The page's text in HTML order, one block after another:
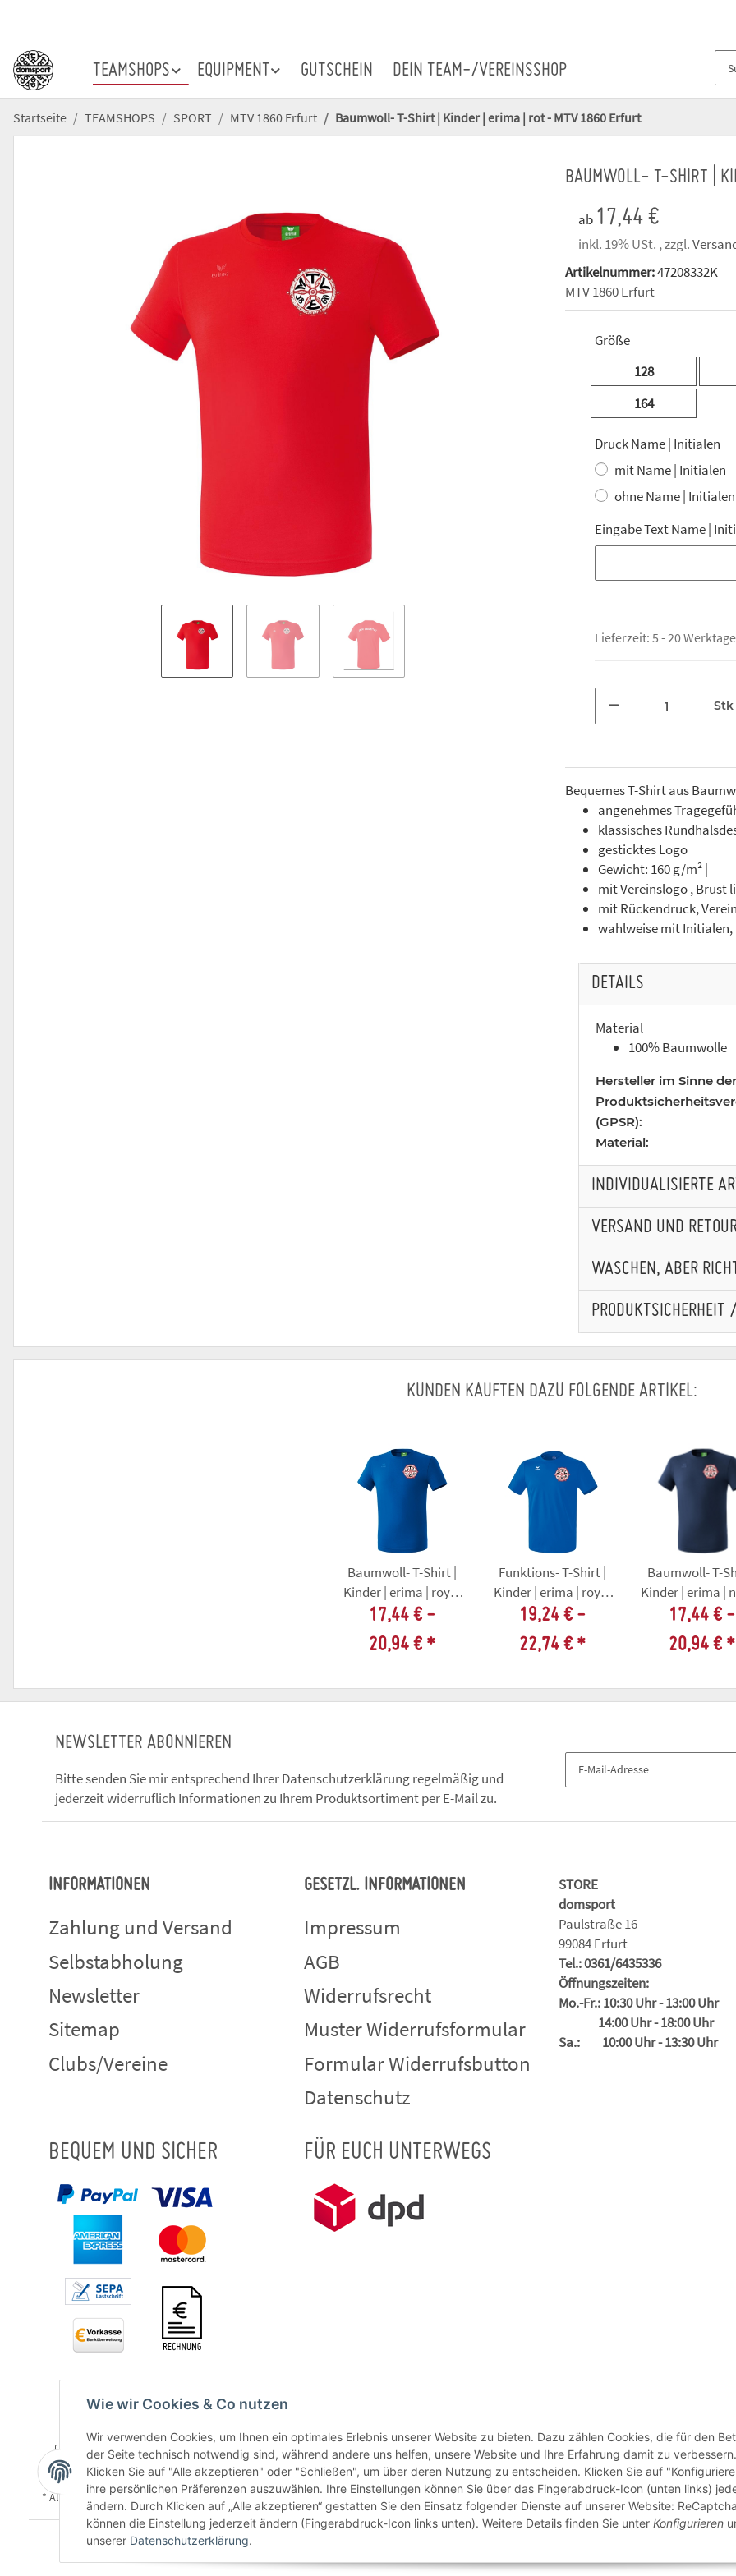
TEAMSHOPS EQUIPMENT GUTSCHEIN DEIN TEAM-/VEREINSSHOP
Startseite TEAMSHOPS SPORT MTV 1860 Erfurt Baumwoll- T-Shirt | Kinder | erima | rot - MTV 1860 Erfurt
BAUMWOLL- T-SHIRT |
ab 17,44 €
inkl. 19% USt. , zzgl.
Artikelnummer:47208332K
MTV 1860 Erfurt
Größe
128
164
Druck Name | Initialen
mit Name | Initialen
ohne Name | Initialen
Eingabe Text Name |
Lieferzeit: 5 - 20 Werktage
Stk
Bequemes T-Shirt aus
angenehmes
klassisches
gesticktes Logo
Gewicht: 160 g/m² |
mit Vereinslogo , Brust
mit Rückendruck,
wahlweise mit
DETAILS
Material
100% Baumwolle
Hersteller im Sinne der
(GPSR):
Material:
INDIVIDUALISIERTE
VERSAND UND
WASCHEN, ABER
PRODUKTSICHERHEIT
KUNDEN KAUFTEN DAZU FOLGENDE ARTIKEL:
Baumwoll- T-Shirt |
Kinder | erima | royal
- MTV 1860 Erfurt
17,44 € -
20,94 € *
Funktions- T-Shirt |
Kinder | erima | royal
- MTV 1860 Erfurt
19,24 € -
22,74 € *
Baumwoll- T-
Kinder | erima |
MTV 1860
17,44 € -
20,94 € *
NEWSLETTER ABONNIEREN
Bitte senden Sie mir entsprechend IhrerDatenschutzerklärungregelmäßig und
jederzeit widerruflich Informationen zu Ihrem Produktsortiment per E-Mail zu.
INFORMATIONEN
Zahlung und Versand
Selbstabholung
Newsletter
Sitemap
Clubs/Vereine
GESETZL. INFORMATIONEN
Impressum
AGB
Widerrufsrecht
Muster Widerrufsformular
Formular Widerrufsbutton
Datenschutz
STORE
domsport
Paulstraße 16
99084 Erfurt
Tel.: 0361/6435336
Öffnungszeiten:
Mo.-Fr.: 10:30 Uhr - 13:00 Uhr
14:00 Uhr - 18:00 Uhr
Sa.: 10:00 Uhr - 13:30 Uhr
BEQUEM UND SICHER FÜR EUCH UNTERWEGS
* Alle Preise inkl. gesetzlicher USt., zzgl.Versand
Wie wir Cookies & Co nutzen
Wir verwenden Cookies, um Ihnen ein optimales Erlebnis unserer Website zu bieten. Dazu zählen Cookies, die für den
der Seite technisch notwendig sind, während andere uns helfen, unsere Website und Ihre Erfahrung damit zu verbessern.
Klicken Sie auf "Alle akzeptieren" oder "Schließen", um über deren Nutzung zu entscheiden. Klicken Sie auf
ihre persönlichen Präferenzen auszuwählen. Ihre Einstellungen können Sie über das Fingerabdruck-Icon (unten links)
ändern. Durch Klicken auf „Alle akzeptieren“ gestatten Sie den Einsatz folgender Dienste auf unserer Website:
können die Einstellung jederzeit ändern (Fingerabdruck-Icon links unten). Weitere Details finden Sie unter Konfigurieren
unserer Datenschutzerklärung.